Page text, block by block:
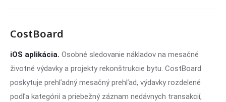
CostBoard
iOS aplikácia. Osobné sledovanie nákladov na mesačné
životné výdavky a projekty rekonštrukcie bytu. CostBoard
poskytuje prehľadný mesačný prehľad, výdavky rozdelené
podľa kategórií a priebežný záznam nedávnych transakcií,